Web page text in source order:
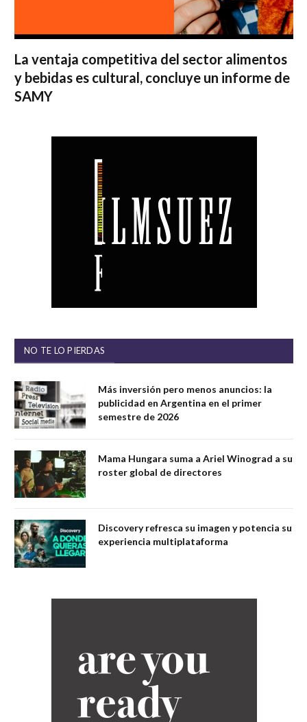
La ventaja competitiva del sector alimentos
y bebidas es cultural, concluye un informe de
SAMY
NO TE LO PIERDAS
Más inversión pero menos anuncios: la
publicidad en Argentina en el primer
semestre de 2026
Mama Hungara suma a Ariel Winograd a su
roster global de directores
Discovery refresca su imagen y potencia su
experiencia multiplataforma